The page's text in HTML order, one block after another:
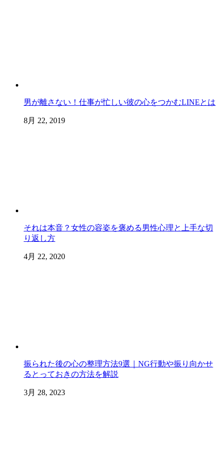
男が離さない！仕事が忙しい彼の心をつかむLINEとは
8月 22, 2019
それは本音？女性の容姿を褒める男性心理と上手な切
り返し方
4月 22, 2020
振られた後の心の整理方法9選｜NG行動や振り向かせ
るとっておきの方法を解説
3月 28, 2023